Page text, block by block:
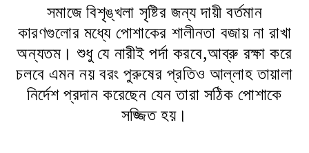
সমাজে বিশৃঙ্খলা সৃষ্টির জন্য দায়ী বর্তমান
কারণগুলোর মধ্যে পোশাকের শালীনতা বজায় না রাখা
অন্যতম। শুধু যে নারীই পর্দা করবে,আব্রু রক্ষা করে
চলবে এমন নয় বরং পুরুষের প্রতিও আল্লাহ তায়ালা
নির্দেশ প্রদান করেছেন যেন তারা সঠিক পোশাকে
সজ্জিত হয়।